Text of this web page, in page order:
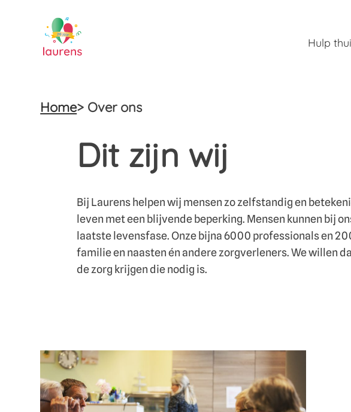
Hulp
Home> Over ons
Dit zijn wij
Bij Laurens helpen wij mensen zo zelfstandig en
leven met een blijvende beperking. Mensen kunnen bij
laatste levensfase. Onze bijna 6000 professionals en
familie en naasten én andere zorgverleners. We willen
de zorg krijgen die nodig is.